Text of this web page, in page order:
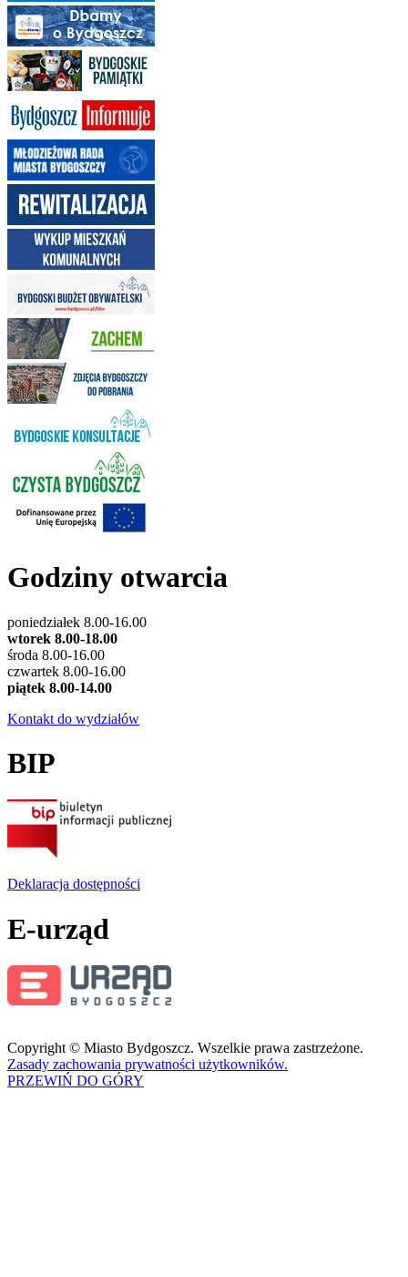
Godziny otwarcia
poniedziałek 8.00-16.00
wtorek 8.00-18.00
środa 8.00-16.00
czwartek 8.00-16.00
piątek 8.00-14.00
Kontakt do wydziałów
BIP
Deklaracja dostępności
E-urząd
Copyright © Miasto Bydgoszcz. Wszelkie prawa zastrzeżone.
Zasady zachowania prywatności użytkowników.
PRZEWIŃ DO GÓRY